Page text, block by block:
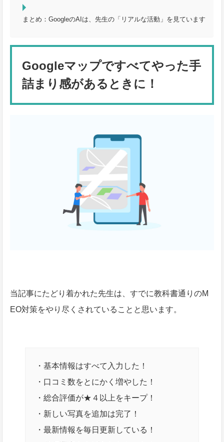
まとめ：GoogleのAIは、先生の「リアルな活動」を見ています
Googleマップですべてやった手
詰まり感があるときに！
当記事にたどり着かれた先生は、すでに教科書通りのM
EO対策をやり尽くされていることと思います。
・基本情報はすべて入力した！
・口コミ数をとにかく増やした！
・総合評価が★４以上をキープ！
・新しい写真を追加は完了！
・最新情報を毎日更新している！